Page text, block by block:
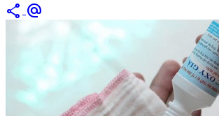
share alternate_email